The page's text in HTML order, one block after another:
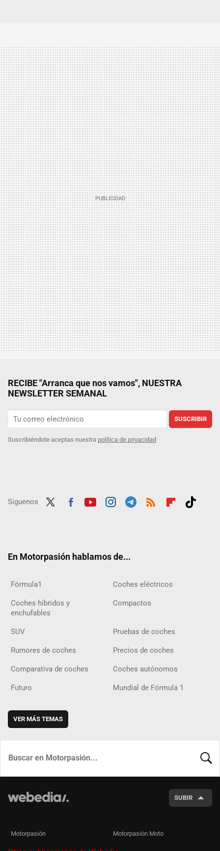
RECIBE "Arranca que nos vamos", NUESTRA
NEWSLETTER SEMANAL
SUSCRIBIR
Suscribiéndote aceptas nuestra política de privacidad
Síguenos
En Motorpasión hablamos de...
Fórmula1 Coches eléctricos
Coches híbridos y
enchufables
Compactos
SUV Pruebas de coches
Rumores de coches Precios de coches
Comparativa de coches Coches autónomos
Futuro Mundial de Fórmula 1
VER MÁS TEMAS
SUBIR
Motorpasión Motorpasión Moto